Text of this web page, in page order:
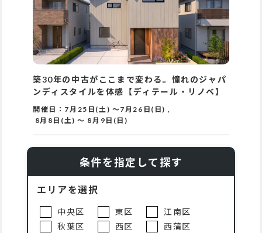
築30年の中古がここまで変わる。憧れのジャパ
ンディスタイルを体感【ディテール・リノベ】
開催日： 7月25日(土) ～7月26日(日) ,
8月8日(土) ～ 8月9日(日)
条件を指定して探す
エリアを選択
中央区 東区
江南区
秋葉区
西区
西蒲区